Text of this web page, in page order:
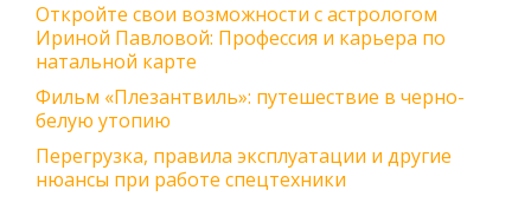
Откройте свои возможности с астрологом
Ириной Павловой: Профессия и карьера по
натальной карте
Фильм «Плезантвиль»: путешествие в черно-
белую утопию
Перегрузка, правила эксплуатации и другие
нюансы при работе спецтехники